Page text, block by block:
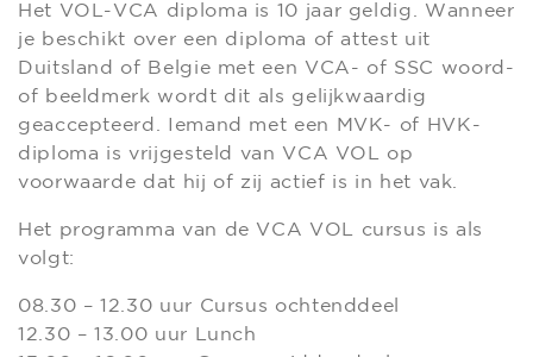
Het VOL-VCA diploma is 10 jaar geldig. Wanneer
je beschikt over een diploma of attest uit
Duitsland of Belgie met een VCA- of SSC woord-
of beeldmerk wordt dit als gelijkwaardig
geaccepteerd. Iemand met een MVK- of HVK-
diploma is vrijgesteld van VCA VOL op
voorwaarde dat hij of zij actief is in het vak.
Het programma van de VCA VOL cursus is als
volgt:
08.30 – 12.30 uur Cursus ochtenddeel
12.30 – 13.00 uur Lunch